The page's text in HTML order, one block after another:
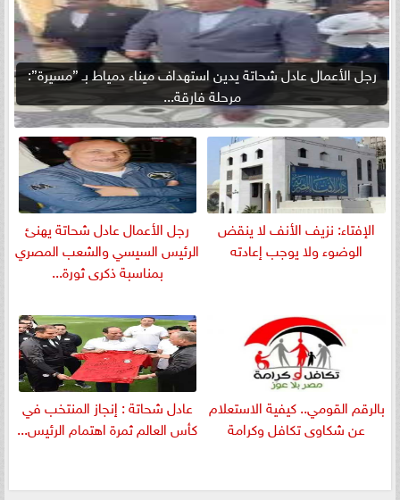
رجل الأعمال عادل شحاتة يدين استهداف ميناء دمياط بـ ”مسيرة”:
مرحلة فارقة...
الإفتاء: نزيف الأنف لا ينقض
الوضوء ولا يوجب إعادته
رجل الأعمال عادل شحاتة يهنئ
الرئيس السيسي والشعب المصري
بمناسبة ذكرى ثورة...
بالرقم القومي.. كيفية الاستعلام
عن شكاوى تكافل وكرامة
عادل شحاتة : إنجاز المنتخب في
كأس العالم ثمرة اهتمام الرئيس...